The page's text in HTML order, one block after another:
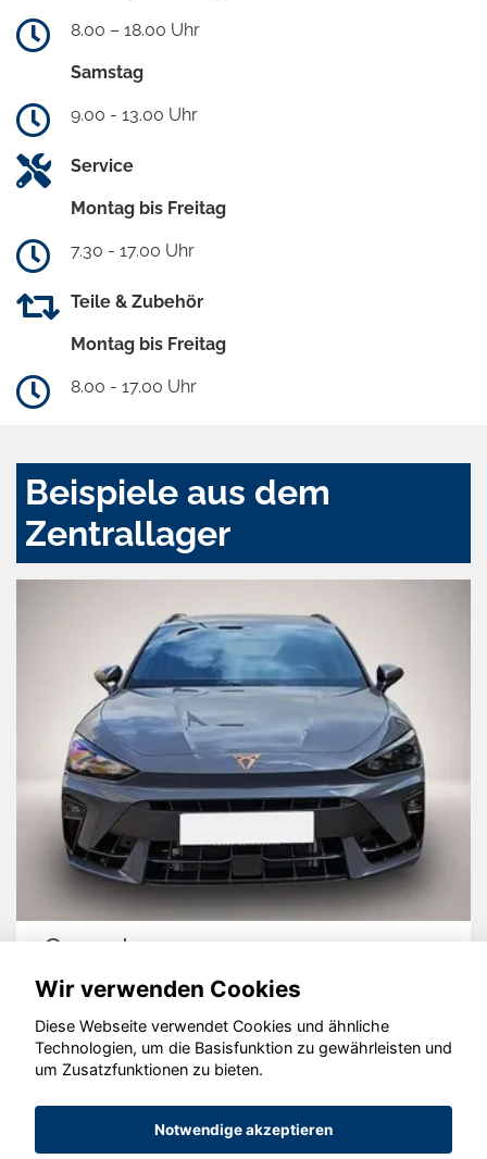
8.00 – 18.00 Uhr
Samstag
9.00 - 13.00 Uhr
Service
Montag bis Freitag
7.30 - 17.00 Uhr
Teile & Zubehör
Montag bis Freitag
8.00 - 17.00 Uhr
Beispiele aus dem
Zentrallager
Cupra Leon
© konjunkturmotor.de GmbH 2020 - 2026
Wir verwenden Cookies
Diese Webseite verwendet Cookies und ähnliche
Technologien, um die Basisfunktion zu gewährleisten und
um Zusatzfunktionen zu bieten.
Notwendige akzeptieren